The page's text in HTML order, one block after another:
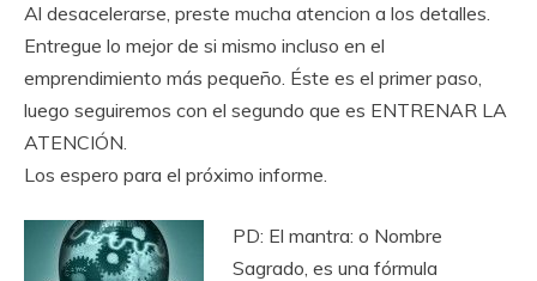
Al desacelerarse, preste mucha atencion a los detalles.
Entregue lo mejor de si mismo incluso en el
emprendimiento más pequeño. Éste es el primer paso,
luego seguiremos con el segundo que es ENTRENAR LA
ATENCIÓN.
Los espero para el próximo informe.
PD: El mantra: o Nombre
Sagrado, es una fórmula